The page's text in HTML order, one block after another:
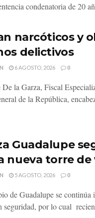
condenatoria de 20
narcóticos y
delictivos
6 AGOSTO, 2026 0
la Garza, Fiscal
de la República,
Guadalupe
nueva torre de
5 AGOSTO, 2026 0
de Guadalupe se continúa
seguridad, por lo cual